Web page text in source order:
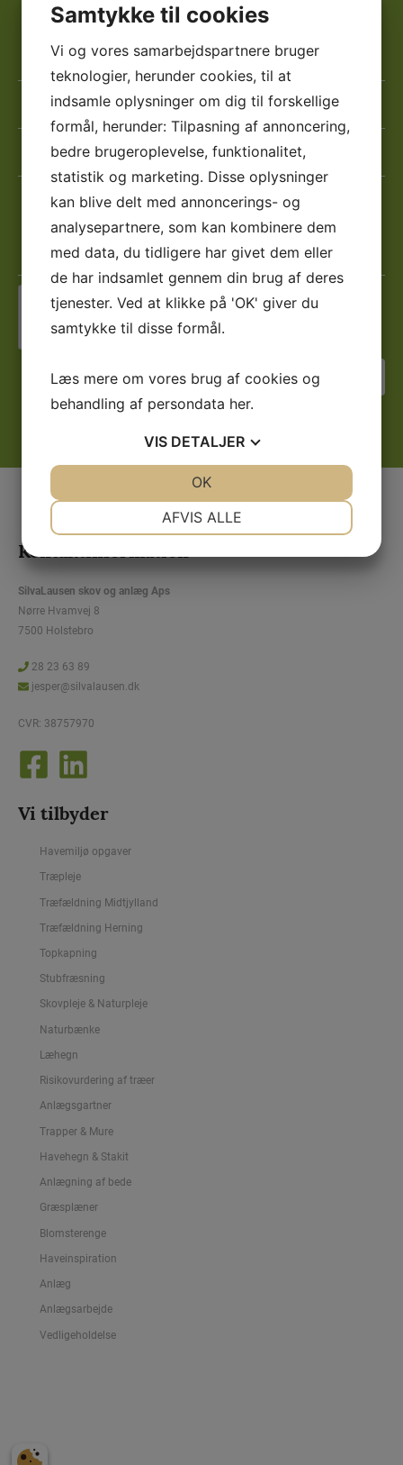
Telefon
Besked
Jeg er ikke en robot
Kontaktinformation
SilvaLausen skov og anlæg Aps
Nørre Hvamvej 8
7500 Holstebro
28 23 63 89
jesper@silvalausen.dk
CVR: 38757970
Vi tilbyder
Havemiljø opgaver
Træpleje
Træfældning Midtjylland
Træfældning Herning
Topkapning
Stubfræsning
Skovpleje & Naturpleje
Naturbænke
Læhegn
Risikovurdering af træer
Anlægsgartner
Trapper & Mure
Havehegn & Stakit
Anlægning af bede
Græsplæner
Blomsterenge
Haveinspiration
Anlæg
Anlægsarbejde
Vedligeholdelse
Samtykke til cookies
Vi og vores samarbejdspartnere bruger
teknologier, herunder cookies, til at
indsamle oplysninger om dig til forskellige
formål, herunder: Tilpasning af annoncering,
bedre brugeroplevelse, funktionalitet,
statistik og marketing. Disse oplysninger
kan blive delt med annoncerings- og
analysepartnere, som kan kombinere dem
med data, du tidligere har givet dem eller
de har indsamlet gennem din brug af deres
tjenester. Ved at klikke på 'OK' giver du
samtykke til disse formål.
Læs mere om vores brug af cookies og
behandling af persondata her.
VIS DETALJER
AFVIS ALLE
OK